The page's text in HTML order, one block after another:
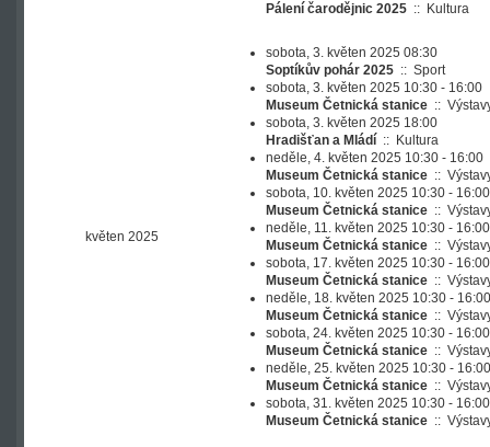
Pálení čarodějnic 2025 :: Kultura
květen 2025
sobota, 3. květen 2025 08:30
Soptíkův pohár 2025 :: Sport
sobota, 3. květen 2025 10:30 - 16:00
Museum Četnická stanice ::
sobota, 3. květen 2025 18:00
Hradišťan a Mládí :: Kultura
neděle, 4. květen 2025 10:30 - 16:00
Museum Četnická stanice ::
sobota, 10. květen 2025 10:30 - 16:00
Museum Četnická stanice ::
neděle, 11. květen 2025 10:30 - 16:00
Museum Četnická stanice ::
sobota, 17. květen 2025 10:30 - 16:00
Museum Četnická stanice ::
neděle, 18. květen 2025 10:30 - 16:00
Museum Četnická stanice ::
sobota, 24. květen 2025 10:30 - 16:00
Museum Četnická stanice ::
neděle, 25. květen 2025 10:30 - 16:00
Museum Četnická stanice ::
sobota, 31. květen 2025 10:30 - 16:00
Museum Četnická stanice ::